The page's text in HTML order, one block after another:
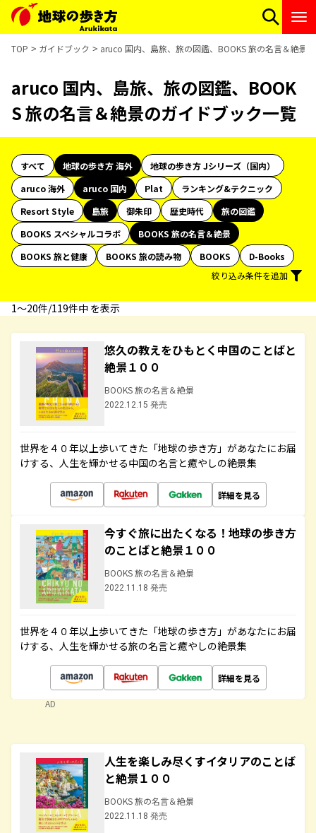
TOP ガイドブック aruco 国内、島旅、旅の図鑑、BOOKS 旅の名言＆絶景
aruco 国内、島旅、旅の図鑑、BOOK
S 旅の名言＆絶景のガイドブック一覧
すべて 地球の歩き方 海外
地球の歩き方 Jシリーズ（国内）
aruco 海外
aruco 国内 Plat
ランキング&テクニック
Resort Style
島旅 御朱印 歴史時代
旅の図鑑
BOOKS スペシャルコラボ
BOOKS 旅の名言＆絶景
BOOKS 旅と健康
BOOKS 旅の読み物 BOOKS
D-Books
絞り込み条件を追加
1〜20件/119件中 を表示
悠久の教えをひもとく中国のことばと
絶景１００
BOOKS 旅の名言＆絶景
2022.12.15 発売
世界を４０年以上歩いてきた「地球の歩き方」があなたにお届
けする、人生を輝かせる中国の名言と癒やしの絶景集
詳細を見る
今すぐ旅に出たくなる！地球の歩き方
のことばと絶景１００
BOOKS 旅の名言＆絶景
2022.11.18 発売
世界を４０年以上歩いてきた「地球の歩き方」があなたにお届
けする、人生を輝かせる旅の名言と癒やしの絶景集
詳細を見る
AD
人生を楽しみ尽くすイタリアのことば
と絶景１００
BOOKS 旅の名言＆絶景
2022.11.18 発売